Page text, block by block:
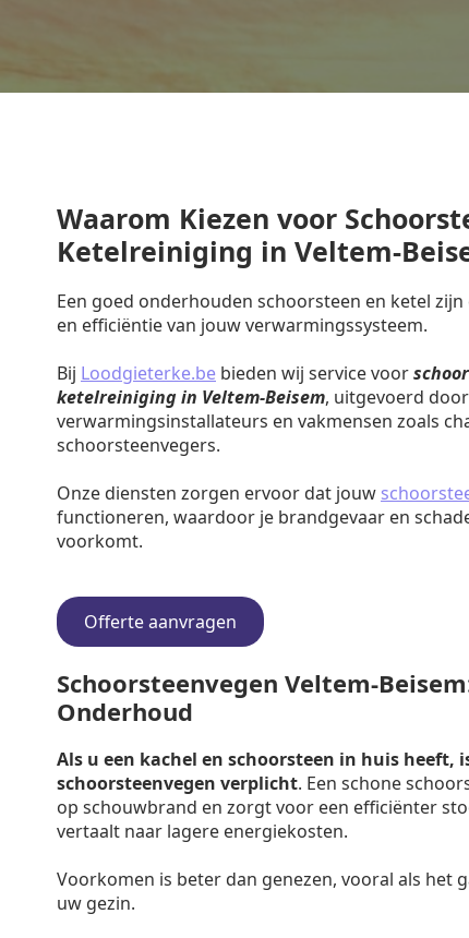
Waarom Kiezen voor
Ketelreiniging in Veltem-
Een goed onderhouden schoorsteen en ketel
en efficiëntie van jouw verwarmingssysteem.
Bij Loodgieterke.be bieden wij service voor
ketelreiniging in Veltem-Beisem, uitgevoerd
verwarmingsinstallateurs en vakmensen zoals
schoorsteenvegers.
Onze diensten zorgen ervoor dat jouw
functioneren, waardoor je brandgevaar en
voorkomt.
Offerte aanvragen
Schoorsteenvegen Veltem-
Onderhoud
Als u een kachel en schoorsteen in huis heeft,
schoorsteenvegen verplicht. Een schone
op schouwbrand en zorgt voor een efficiënter
vertaalt naar lagere energiekosten.
Voorkomen is beter dan genezen, vooral als het
uw gezin.